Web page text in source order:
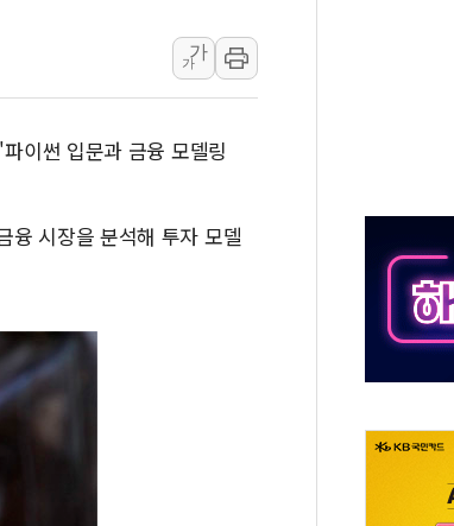
, 미 DPAA와 MOU… "6·25 미군 실종자 7359명 끝까지 찾겠다"
리 내려야"…파월 때와 달리 워시엔 톤 낮춰
태양광, 대한민국 다음 100년 밑거름…수도권 집중 완화 전환
겨냥 폴리실리콘 관세 15% 부과…美 태양광주 급등
, 해남군에 국내 최대 규모 400MW 태양광 착공…여의도 1.6
가
가
이썬 입문과 금융 모델링
융 시장을 분석해 투자 모델